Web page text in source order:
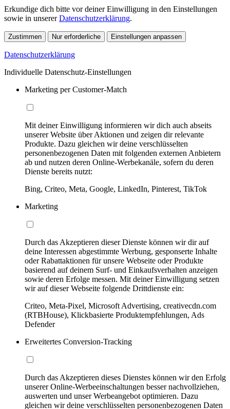
Erkundige dich bitte vor deiner Einwilligung in den Einstellungen
sowie in unsererDatenschutzerklärung.
Zustimmen Nur erforderliche Einstellungen anpassen
Datenschutzerklärung
Individuelle Datenschutz-Einstellungen
Marketing per Customer-Match
Mit deiner Einwilligung informieren wir dich auch abseits
unserer Website über Aktionen und zeigen dir relevante
Produkte. Dazu gleichen wir deine verschlüsselten
personenbezogenen Daten mit folgenden externen Anbietern
ab und nutzen deren Online-Werbekanäle, sofern du deren
Dienste bereits nutzt:
Bing, Criteo, Meta, Google, LinkedIn, Pinterest, TikTok
Marketing
Durch das Akzeptieren dieser Dienste können wir dir auf
deine Interessen abgestimmte Werbung, gesponserte Inhalte
oder Rabattaktionen für unsere Webseite oder Produkte
basierend auf deinem Surf- und Einkaufsverhalten anzeigen
sowie deren Erfolge messen. Mit deiner Einwilligung setzen
wir auf dieser Webseite folgende Drittdienste ein:
Criteo, Meta-Pixel, Microsoft Advertising, creativecdn.com
(RTBHouse), Klickbasierte Produktempfehlungen, Ads
Defender
Erweitertes Conversion-Tracking
Durch das Akzeptieren dieses Dienstes können wir den Erfolg
unserer Online-Werbeeinschaltungen besser nachvollziehen,
auswerten und unser Werbeangebot optimieren. Dazu
gleichen wir deine verschlüsselten personenbezogenen Daten